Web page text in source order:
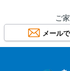
ご
メール